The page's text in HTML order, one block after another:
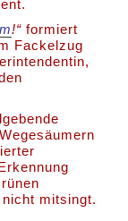
!“ formiert
Fackelzug
mitsingt.